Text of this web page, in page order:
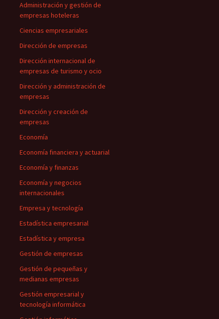
Administración y gestión de
empresas hoteleras
Ciencias empresariales
Dirección de empresas
Dirección internacional de
empresas de turismo y ocio
Dirección y administración de
empresas
Dirección y creación de
empresas
Economía
Economía financiera y actuarial
Economía y finanzas
Economía y negocios
internacionales
Empresa y tecnología
Estadística empresarial
Estadística y empresa
Gestión de empresas
Gestión de pequeñas y
medianas empresas
Gestión empresarial y
tecnología informática